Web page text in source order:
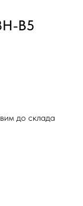
B5
до склада